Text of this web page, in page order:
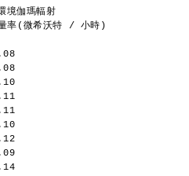
伽瑪輻射
(微希沃特 / 小時)